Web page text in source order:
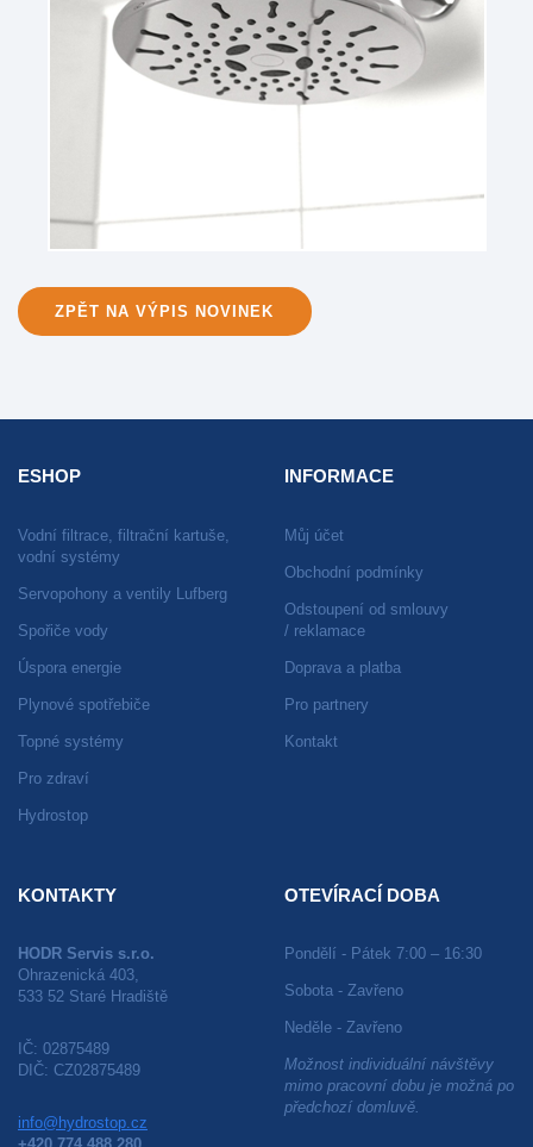
ZPĚT NA VÝPIS NOVINEK
ESHOP
Vodní filtrace, filtrační kartuše,
vodní systémy
Servopohony a ventily Lufberg
Spořiče vody
Úspora energie
Plynové spotřebiče
Topné systémy
Pro zdraví
Hydrostop
INFORMACE
Můj účet
Obchodní podmínky
Odstoupení od smlouvy
/ reklamace
Doprava a platba
Pro partnery
Kontakt
KONTAKTY
HODR Servis s.r.o.
Ohrazenická 403,
533 52 Staré Hradiště
IČ: 02875489
DIČ: CZ02875489
info@hydrostop.cz
OTEVÍRACÍ DOBA
Pondělí - Pátek 7:00 – 16:30
Sobota - Zavřeno
Neděle - Zavřeno
Možnost individuální návštěvy
mimo pracovní dobu je možná po
předchozí domluvě.